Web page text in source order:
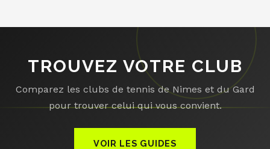
TROUVEZ VOTRE CLUB
Comparez les clubs de tennis de Nimes et du Gard
pour trouver celui qui vous convient.
VOIR LES GUIDES